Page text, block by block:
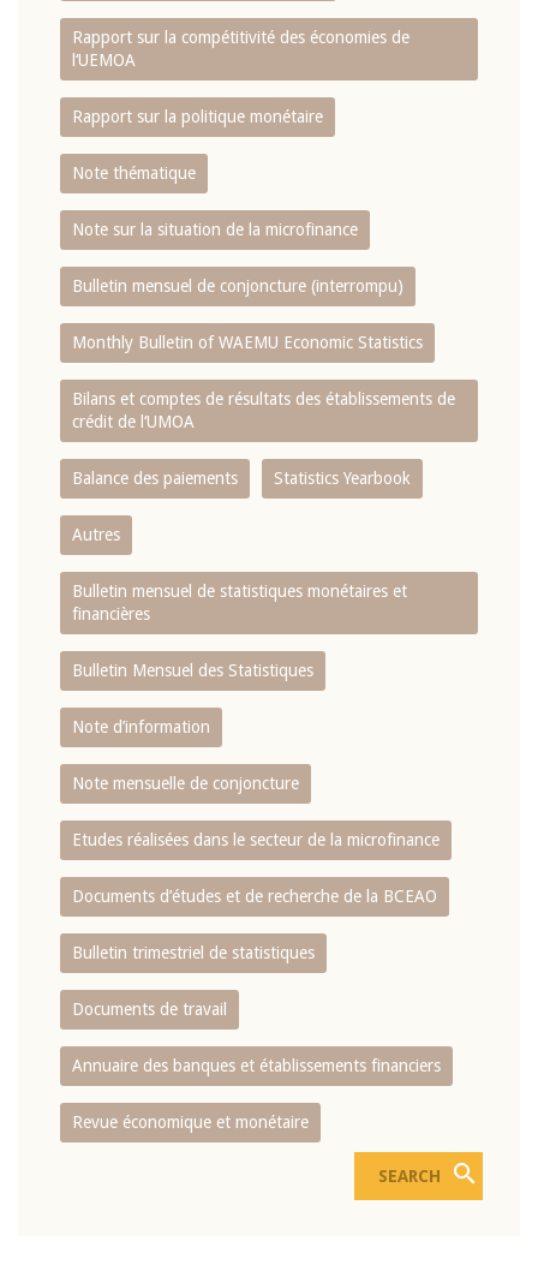
Rapport sur la compétitivité des économies de
l‘UEMOA
Rapport sur la politique monétaire
Note thématique
Note sur la situation de la microfinance
Bulletin mensuel de conjoncture (interrompu)
Monthly Bulletin of WAEMU Economic Statistics
Bilans et comptes de résultats des établissements de
crédit de l‘UMOA
Balance des paiements Statistics Yearbook
Autres
Bulletin mensuel de statistiques monétaires et
financières
Bulletin Mensuel des Statistiques
Note d’information
Note mensuelle de conjoncture
Etudes réalisées dans le secteur de la microfinance
Documents d’études et de recherche de la BCEAO
Bulletin trimestriel de statistiques
Documents de travail
Annuaire des banques et établissements financiers
Revue économique et monétaire